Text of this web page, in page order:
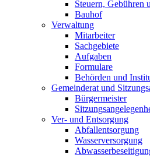
Steuern, Gebühren
Bauhof
Verwaltung
Mitarbeiter
Sachgebiete
Aufgaben
Formulare
Behörden und
Gemeinderat und
Bürgermeister
Ver- und Entsorgung
Abfallentsorgung
Wasserversorgung